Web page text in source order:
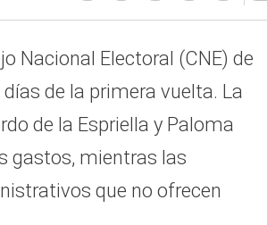
Nacional Electoral (CNE) de
de la primera vuelta. La
de la Espriella y Paloma
gastos, mientras las
que no ofrecen